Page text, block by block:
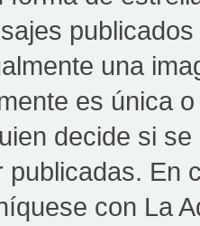
una
es única
decide si
publicadas. En
con La